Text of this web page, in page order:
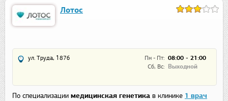
Лотос
Пн - Пт: 08:00 - 21:00
Сб, Вс:
Выходной
ул. Труда, 187б
По специализации медицинская генетика в клинике 1 врач